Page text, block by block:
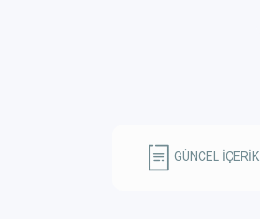
GÜNCEL İÇERİK